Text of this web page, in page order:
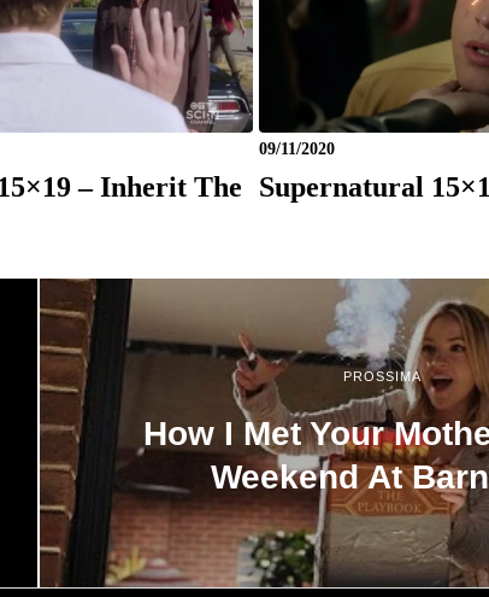
– Inherit The
09/11/2020
Supernatural
PROSSIMA
How I Met Your
Weekend At